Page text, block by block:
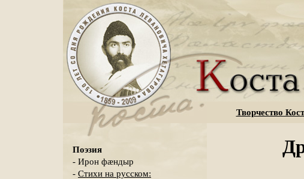
Творчество
Поэзия
- Ирон фæндыр
- Стихи на русском: